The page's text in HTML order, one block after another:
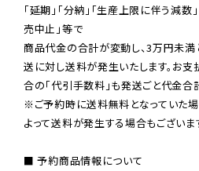
「延期」「分納」「生産上限に伴う減数
売中止」等で
商品代金の合計が変動し、3万円未満
送に対し送料が発生いたします。お支
※ご予約時に送料無料となっていた
よって送料が発生する場合もございま
■ 予約商品情報について